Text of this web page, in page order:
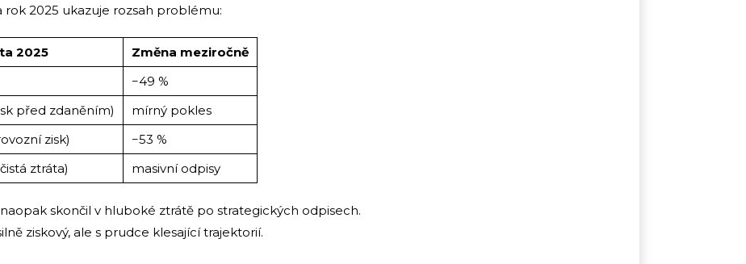
2025 ukazuje rozsah problému:
2025
Změna meziročně
−49 %
před zdaněním)
mírný pokles
zisk)
−53 %
ztráta) masivní odpisy
naopak skončil v hluboké ztrátě po strategických odpisech.
ziskový, ale s prudce klesající trajektorií.